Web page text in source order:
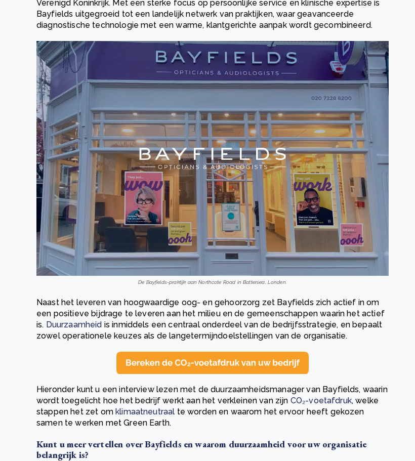
Verenigd Koninkrijk. Met een sterke focus op persoonlijke service en klinische expertise is
Bayfields uitgegroeid tot een landelijk netwerk van praktijken, waar geavanceerde
diagnostische technologie met een warme, klantgerichte aanpak wordt gecombineerd.
De Bayfields-praktijk aan Northcote Road in Battersea, Londen.
Naast het leveren van hoogwaardige oog- en gehoorzorg zet Bayfields zich actief in om
een positieve bijdrage te leveren aan het milieu en de gemeenschappen waarin het actief
is. Duurzaamheid is inmiddels een centraal onderdeel van de bedrijfsstrategie, en bepaalt
zowel operationele keuzes als de langetermijndoelstellingen van de organisatie.
Hieronder kunt u een interview lezen met de duurzaamheidsmanager van Bayfields, waarin
wordt toegelicht hoe het bedrijf werkt aan het verkleinen van zijn CO₂-voetafdruk, welke
stappen het zet omklimaatneutraal te worden en waarom het ervoor heeft gekozen
samen te werken met Green Earth.
Kunt u meer vertellen over Bayfields en waarom duurzaamheid voor uw organisatie
belangrijk is?